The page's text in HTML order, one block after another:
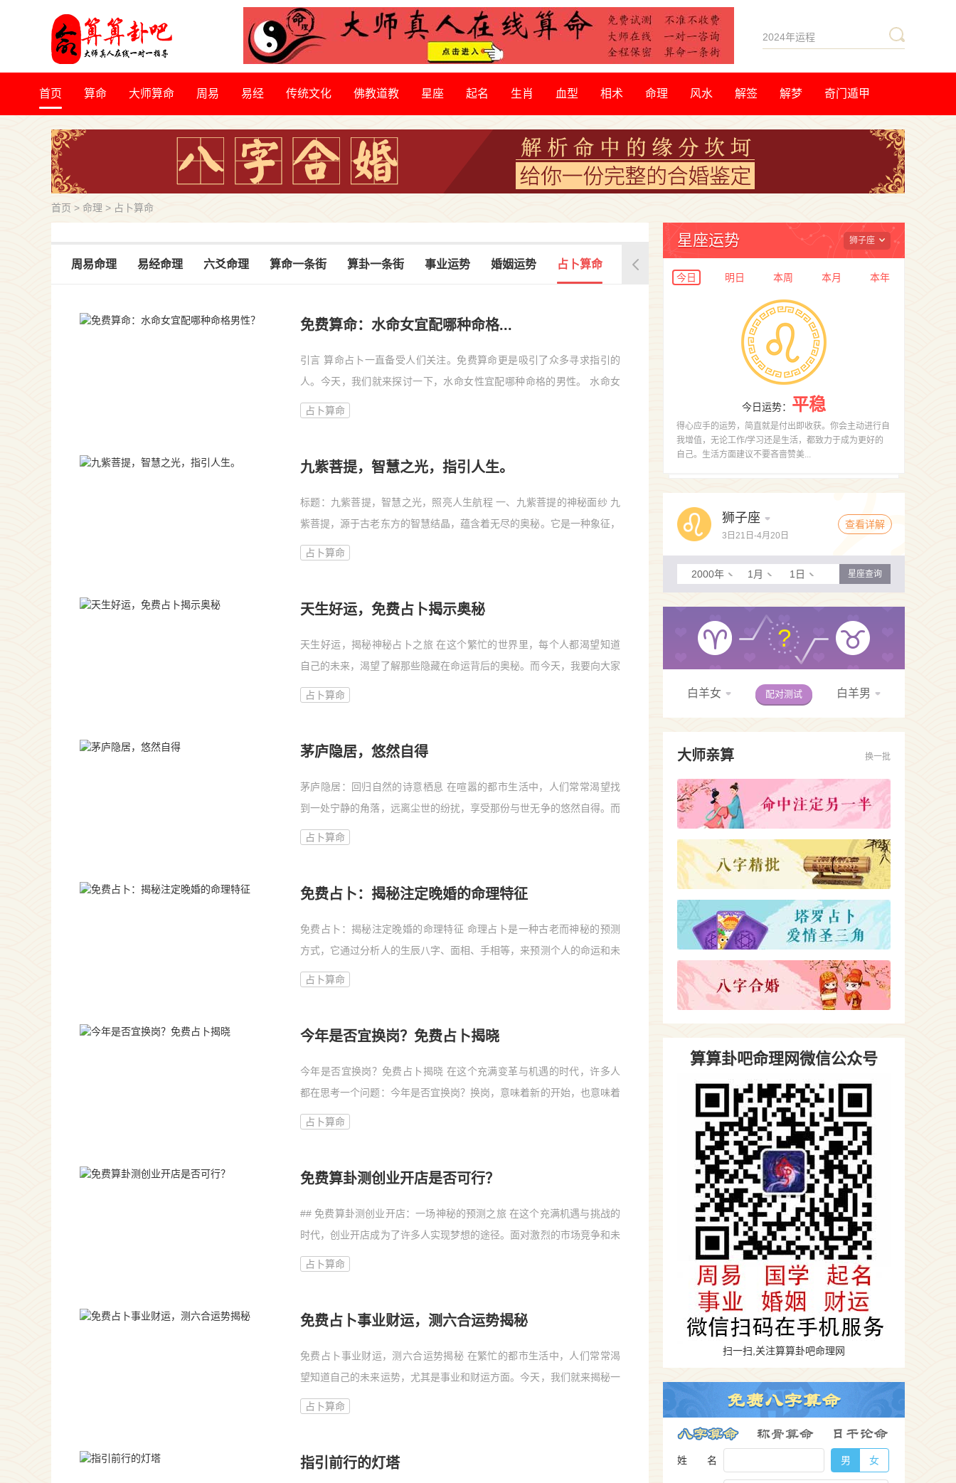
首页 算命 大师算命 周易 易经 传统文化 佛教道教 星座 起名 生肖 血型 相术 命理 风水 解签 解梦 奇门遁甲
首页 > 命理 > 占卜算命
周易命理 易经命理 六爻命理 算命一条街 算卦一条街 事业运势 婚姻运势 占卜算命
免费算命：水命女宜配哪种命格...
引言 算命占卜一直备受人们关注。免费算命更是吸引了众多寻求指引的
人。今天，我们就来探讨一下，水命女性宜配哪种命格的男性。 水命女
性的特点 水命女性，顾名思义，其命格以水为主。水命女
占卜算命
九紫菩提，智慧之光，指引人生。
标题：九紫菩提，智慧之光，照亮人生航程 一、九紫菩提的神秘面纱 九
紫菩提，源于古老东方的智慧结晶，蕴含着无尽的奥秘。它是一种象征，
代表着无尽的智慧和力量。九紫，即九种颜色的光芒，代表着宇宙间的万
占卜算命
天生好运，免费占卜揭示奥秘
天生好运，揭秘神秘占卜之旅 在这个繁忙的世界里，每个人都渴望知道
自己的未来，渴望了解那些隐藏在命运背后的奥秘。而今天，我要向大家
介绍一种神奇的力量——天生好运，免费占卜，它将揭示你内心深处的秘
占卜算命
茅庐隐居，悠然自得
茅庐隐居：回归自然的诗意栖息 在喧嚣的都市生活中，人们常常渴望找
到一处宁静的角落，远离尘世的纷扰，享受那份与世无争的悠然自得。而
茅庐隐居，便成为了许多人心中的理想栖息地。它不仅是一种生活方式，
占卜算命
免费占卜：揭秘注定晚婚的命理特征
免费占卜：揭秘注定晚婚的命理特征 命理占卜是一种古老而神秘的预测
方式，它通过分析人的生辰八字、面相、手相等，来预测个人的命运和未
来。关于晚婚的命理特征，更是人们关注的焦点。下面，就让
占卜算命
今年是否宜换岗？免费占卜揭晓
今年是否宜换岗？免费占卜揭晓 在这个充满变革与机遇的时代，许多人
都在思考一个问题：今年是否宜换岗？换岗，意味着新的开始，也意味着
可能的风险。为了帮助大家解答这一疑惑，我们特别邀请了一位占卜大师
占卜算命
免费算卦测创业开店是否可行？
## 免费算卦测创业开店：一场神秘的预测之旅 在这个充满机遇与挑战的
时代，创业开店成为了许多人实现梦想的途径。面对激烈的市场竞争和未
知的风险，许多人都会犹豫不决。这时，免费算卦测创业开店便成了一种
占卜算命
免费占卜事业财运，测六合运势揭秘
免费占卜事业财运，测六合运势揭秘 在繁忙的都市生活中，人们常常渴
望知道自己的未来运势，尤其是事业和财运方面。今天，我们就来揭秘一
种流行的占卜方法——免费占卜事业财运，通过测六合运势，帮助你了解
占卜算命
指引前行的灯塔
星座运势 狮子座
今日 明日 本周 本月 本年
今日运势： 平稳
得心应手的运势，简直就是付出即收获。你会主动进行自
我增值，无论工作/学习还是生活，都致力于成为更好的
自己。生活方面建议不要吝啬赞美...
狮子座
3日21日-4月20日
查看详解
2000年 1月 1日 星座查询
?
白羊女 配对测试 白羊男
大师亲算 换一批
算算卦吧命理网微信公众号
扫一扫,关注算算卦吧命理网
姓 名 男 女